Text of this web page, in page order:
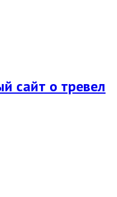
сайт о тревел